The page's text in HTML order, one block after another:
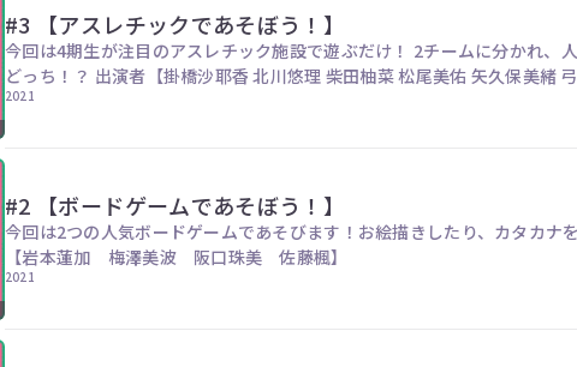
#3 【アスレチックであそぼう！】
今回は4期生が注目のアスレチック施設で遊ぶだけ！ 2チームに分かれ
どっち！？ 出演者【掛橋沙耶香 北川悠理 柴田柚菜 松尾美佑 矢久保美緒 弓
2021
#2 【ボードゲームであそぼう！】
今回は2つの人気ボードゲームであそびます！お絵描きしたり、カタカナを
【岩本蓮加 梅澤美波 阪口珠美 佐藤楓】
2021